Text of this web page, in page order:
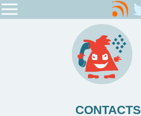
CONTACTS